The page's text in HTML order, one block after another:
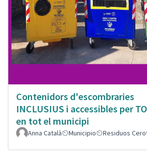
Contenidors d'escombraries
INCLUSIUS i accessibles per
en tot el municipi
Anna Català Municipio Residuos Cero